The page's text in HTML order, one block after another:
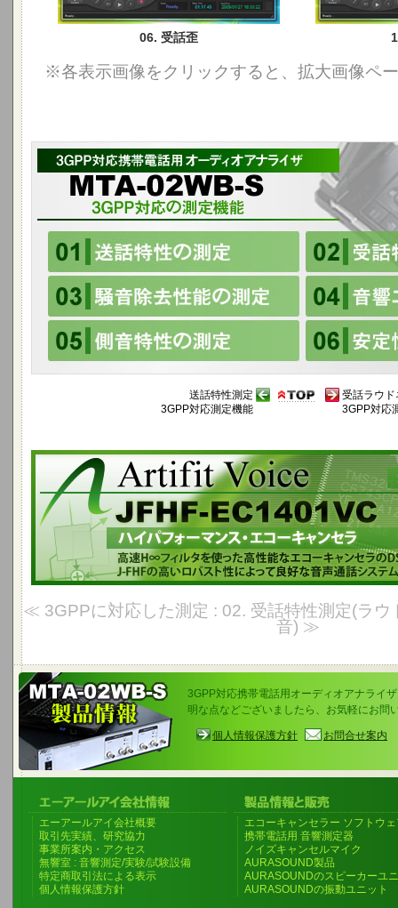
06. 受話歪
※各表示画像をクリックすると、拡大画像ペ
送話特性測定
3GPP対応測定機能
受話ラウ
3GPP対応
Artifit Voice JFHF-EC1401VC
高速H∞フィルタを使った高性能なエコーキャンセラのDSPソフトウェア製
良好な音声通話システムを実現します。
≪ 3GPPに対応した測定 : 02. 受話特性測定(ラウ
音) ≫
3GPP対応携帯電話用オーディオアナライ
明な点などございましたら、お気軽にお問
個人情報保護方針 お問合せ案内
エーアールアイ会社概要
取引先実績、研究協力
事業所案内・アクセス
無響室 : 音響測定/実験/試験設備
特定商取引法による表示
個人情報保護方針
エコーキャンセラー ソフトウ
携帯電話用 音響測定器
ノイズキャンセルマイク
AURASOUND製品
AURASOUNDのスピーカーユ
AURASOUNDの振動ユニット